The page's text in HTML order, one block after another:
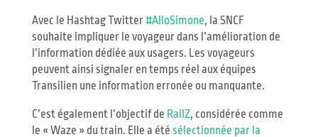
Avec le Hashtag Twitter#AlloSimone, la SNCF
souhaite impliquer le voyageur dans l’amélioration de
l’information dédiée aux usagers. Les voyageurs
peuvent ainsi signaler en temps réel aux équipes
Transilien une information erronée ou manquante.
C’est également l’objectif de RailZ, considérée comme
le « Waze » du train. Elle a été sélectionnée par la